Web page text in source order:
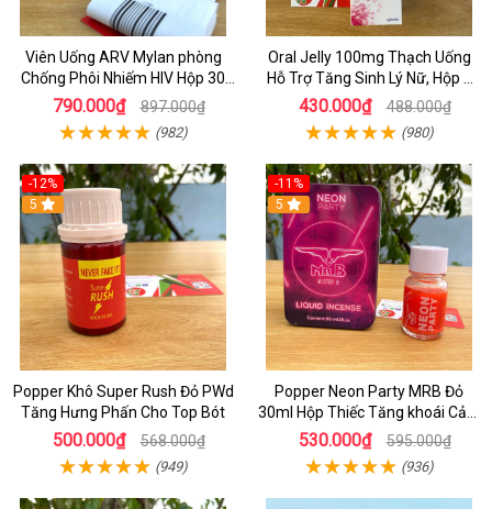
Viên Uống ARV Mylan phòng
Chống Phôi Nhiếm HIV Hộp 30
viên
790.000₫ 897.000₫
(982)
Oral Jelly 100mg Thạch Uống
Hỗ Trợ Tăng Sinh Lý Nữ, Hộp 7
Gói
430.000₫ 488.000₫
(980)
-12%
5
Popper Khô Super Rush Đỏ PWd
Tăng Hưng Phấn Cho Top Bót
500.000₫ 568.000₫
(949)
-11%
5
Popper Neon Party MRB Đỏ
30ml Hộp Thiếc Tăng khoái Cảm
Mạnh Cho Top Bot
530.000₫ 595.000₫
(936)